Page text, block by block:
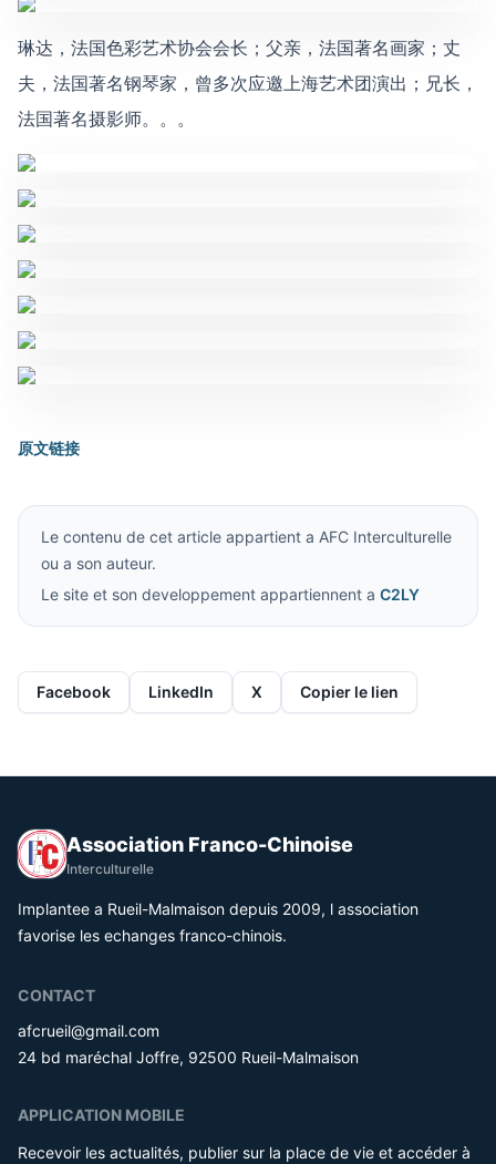
琳达，法国色彩艺术协会会长；父亲，法国著名画家；丈
夫，法国著名钢琴家，曾多次应邀上海艺术团演出；兄长，
法国著名摄影师。。。
原文链接
Le contenu de cet article appartient a AFC Interculturelle
ou a son auteur.
Le site et son developpement appartiennent a C2LY
Facebook LinkedIn X Copier le lien
Association Franco-Chinoise
Interculturelle
Implantee a Rueil-Malmaison depuis 2009, l association
favorise les echanges franco-chinois.
CONTACT
afcrueil@gmail.com
24 bd maréchal Joffre, 92500 Rueil-Malmaison
APPLICATION MOBILE
Recevoir les actualités, publier sur la place de vie et accéder à